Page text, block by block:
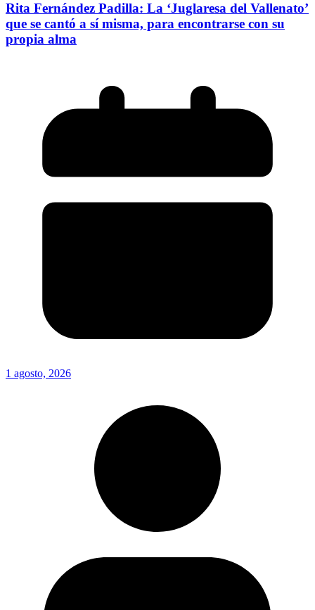
Rita Fernández Padilla: La ‘Juglaresa del Vallenato’
que se cantó a sí misma, para encontrarse con su
propia alma
1 agosto, 2026